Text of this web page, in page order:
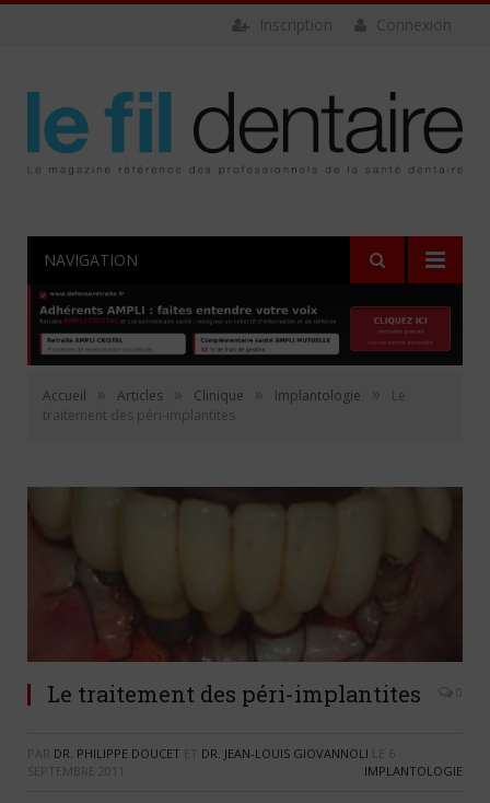
Connexion
Inscription
NAVIGATION
Accueil » Articles » Clinique » Implantologie »
Le
traitement des péri-implantites
Le traitement des péri-implantites 0
PAR DR. PHILIPPE DOUCET ET DR. JEAN-LOUIS GIOVANNOLI LE 6
SEPTEMBRE 2011
IMPLANTOLOGIE